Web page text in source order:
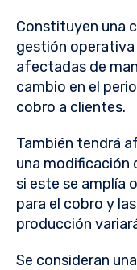
Constituyen una
gestión operativa
afectadas de
cambio en el
cobro a clientes.
También tendrá
una modificación
si este se amplía
para el cobro y
producción
Se consideran